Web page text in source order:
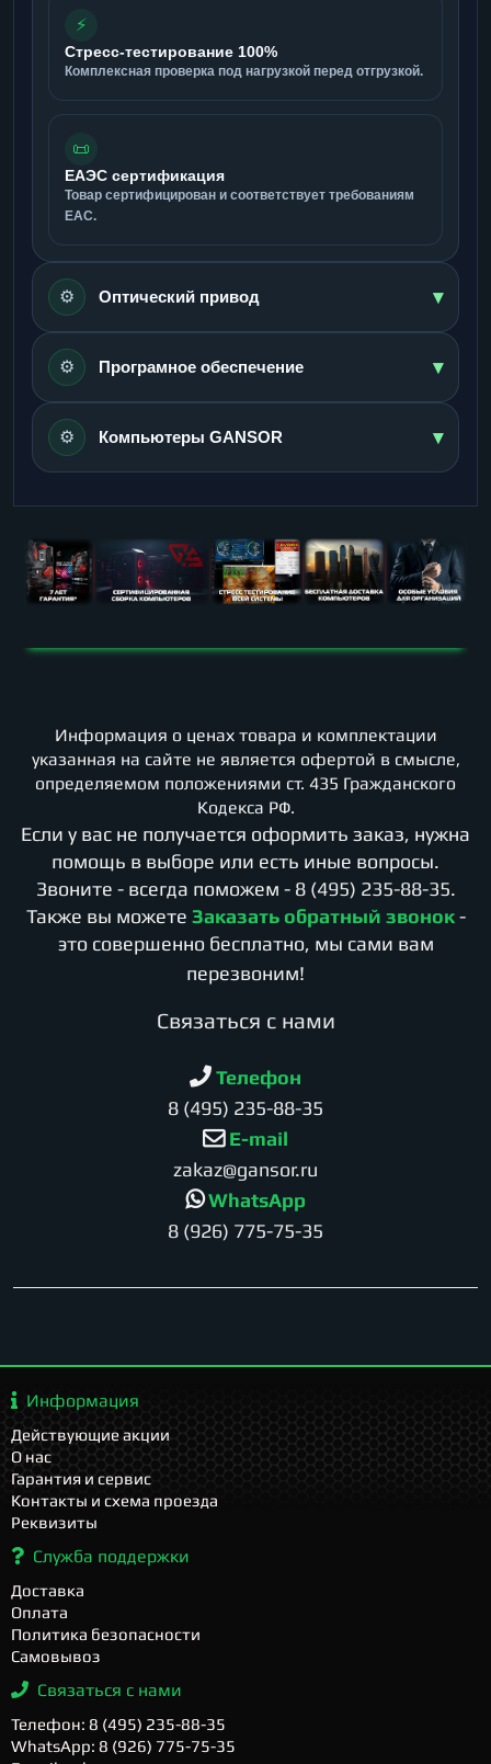
⚡
Стресс-тестирование 100%
Комплексная проверка под нагрузкой перед отгрузкой.
📜
ЕАЭС сертификация
Товар сертифицирован и соответствует требованиям
ЕАС.
⚙️ Оптический привод ▾
⚙️ Програмное обеспечение ▾
⚙️ Компьютеры GANSOR ▾
Информация о ценах товара и комплектации
указанная на сайте не является офертой в смысле,
определяемом положениями ст. 435 Гражданского
Кодекса РФ.
Если у вас не получается оформить заказ, нужна
помощь в выборе или есть иные вопросы.
Звоните - всегда поможем - 8 (495) 235-88-35.
Также вы можете Заказать обратный звонок -
это совершенно бесплатно, мы сами вам
перезвоним!
Cвязаться с нами
Телефон
8 (495) 235-88-35
E-mail
zakaz@gansor.ru
WhatsApp
8 (926) 775-75-35
Информация
Действующие акции
О нас
Гарантия и сервис
Контакты и схема проезда
Реквизиты
Служба поддержки
Доставка
Оплата
Политика безопасности
Самовывоз
Связаться с нами
Телефон: 8 (495) 235-88-35
WhatsApp: 8 (926) 775-75-35